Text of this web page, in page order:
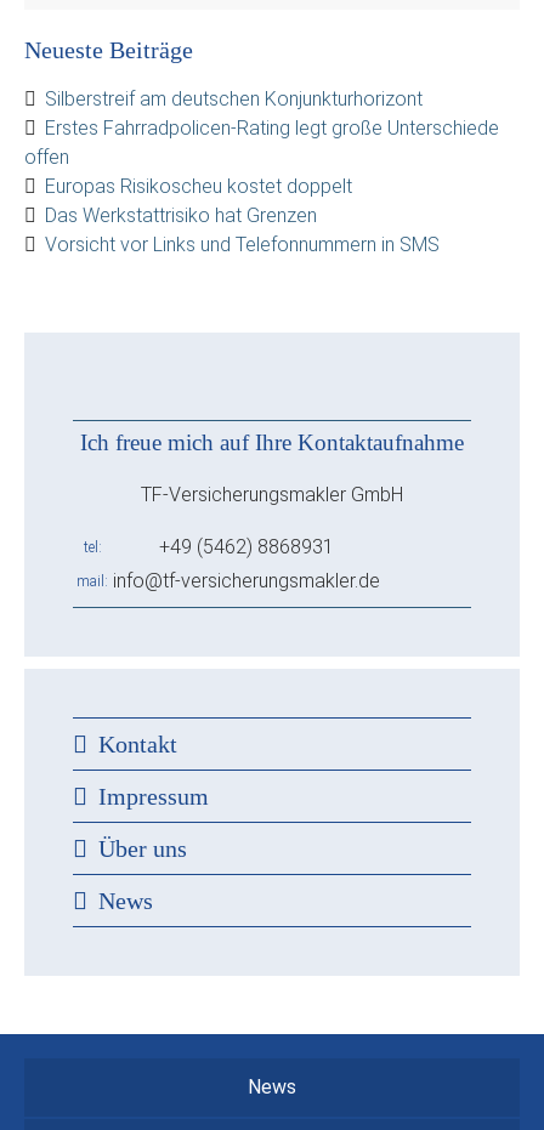
Neueste Beiträge
Silberstreif am deutschen Konjunkturhorizont
Erstes Fahrradpolicen-Rating legt große Unterschiede
offen
Europas Risikoscheu kostet doppelt
Das Werkstattrisiko hat Grenzen
Vorsicht vor Links und Telefonnummern in SMS
Ich freue mich auf Ihre Kontaktaufnahme
TF-Versicherungsmakler GmbH
tel +49 (5462) 8868931
mail info@tf-versicherungsmakler.de
Kontakt
Impressum
Über uns
News
News